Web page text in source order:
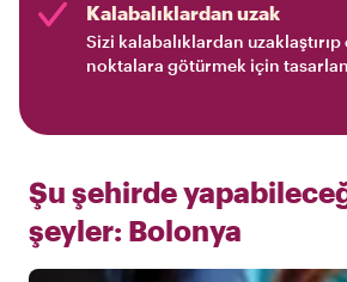
Kalabalıklardan uzak
Sizi kalabalıklardan
noktalara götürmek için
Şu şehirde
şeyler: Bolonya